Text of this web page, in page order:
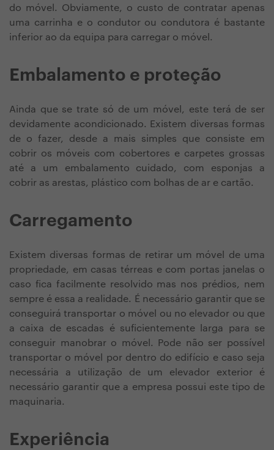
do móvel. Obviamente, o custo de contratar apenas
uma carrinha e o condutor ou condutora é bastante
inferior ao da equipa para carregar o móvel.
Embalamento e proteção
Ainda que se trate só de um móvel, este terá de ser
devidamente acondicionado. Existem diversas formas
de o fazer, desde a mais simples que consiste em
cobrir os móveis com cobertores e carpetes grossas
até a um embalamento cuidado, com esponjas a
cobrir as arestas, plástico com bolhas de ar e cartão.
Carregamento
Existem diversas formas de retirar um móvel de uma
propriedade, em casas térreas e com portas janelas o
caso fica facilmente resolvido mas nos prédios, nem
sempre é essa a realidade. É necessário garantir que se
conseguirá transportar o móvel ou no elevador ou que
a caixa de escadas é suficientemente larga para se
conseguir manobrar o móvel. Pode não ser possível
transportar o móvel por dentro do edifício e caso seja
necessária a utilização de um elevador exterior é
necessário garantir que a empresa possui este tipo de
maquinaria.
Experiência